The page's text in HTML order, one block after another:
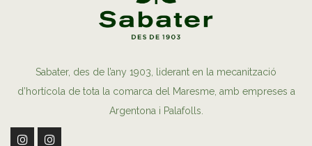
Sabater, des de l’any 1903, liderant en la mecanització
d’hortícola de tota la comarca del Maresme, amb empreses a
Argentona i Palafolls.